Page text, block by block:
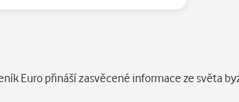
Euro přináší zasvěcené informace ze světa